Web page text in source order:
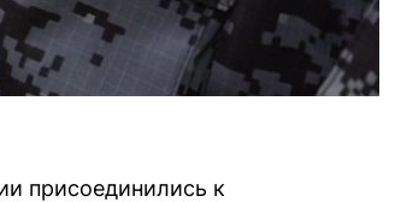
присоединились к